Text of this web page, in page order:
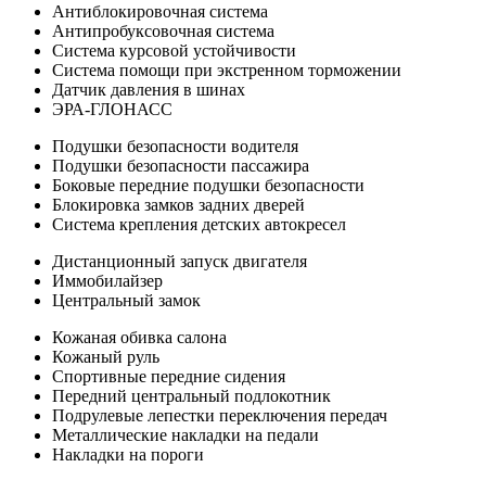
Антиблокировочная система
Антипробуксовочная система
Система курсовой устойчивости
Система помощи при экстренном торможении
Датчик давления в шинах
ЭРА-ГЛОНАСС
Подушки безопасности водителя
Подушки безопасности пассажира
Боковые передние подушки безопасности
Блокировка замков задних дверей
Система крепления детских автокресел
Дистанционный запуск двигателя
Иммобилайзер
Центральный замок
Кожаная обивка салона
Кожаный руль
Спортивные передние сидения
Передний центральный подлокотник
Подрулевые лепестки переключения передач
Металлические накладки на педали
Накладки на пороги